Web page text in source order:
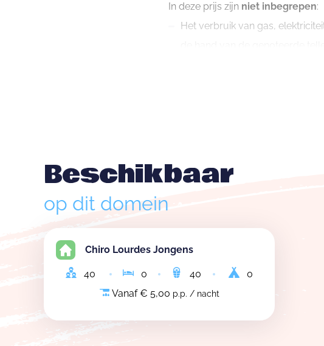
In deze prijs zijn niet inbegrepen:
Het verbruik van gas,
Een forfaitair bedrag voor het
Waarborg
vastgesteld op het einde van het
...), wordt er een bedrag
Opgelet:We verhuren onze
beschikking! Je dient ook zélf
Beschikbaar
op dit domein
Chiro Lourdes Jongens
40 0 40
0
Vanaf € 5,00 p.p. / nacht